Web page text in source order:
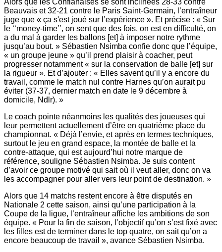
Beauvais et 32-21 contre le Paris Saint-Germain, l’entraîneur
juge que « ça s'est joué sur l’expérience ». Et précise : « Sur
le ‘‘money-time’’, on sent que des fois, on est en difficulté, on
a du mal à garder les ballons [et] à imposer notre rythme
jusqu’au bout. » Sébastien Nsimba confie donc que l’équipe,
« un groupe jeune » qu’il prend plaisir à coacher, peut
progresser notamment « sur la conservation de balle [et] sur
la rigueur ». Et d’ajouter : « Elles savent qu’il y a encore du
travail, comme le match nul contre Harnes qu’on aurait pu
éviter (37-37, dernier match en date le 9 décembre à
domicile, Ndlr). »
Le coach pointe néanmoins les qualités des joueuses qui
leur permettent actuellement d’être en quatrième place du
championnat. « Déjà l’envie, et après en termes techniques,
surtout le jeu en grand espace, la montée de balle et la
contre-attaque, qui est aujourd’hui notre marque de
référence, souligne Sébastien Nsimba. Je suis content
d’avoir ce groupe motivé qui sait où il veut aller, donc on va
les accompagner pour aller vers leur point de destination. »
Alors que 14 matchs restent encore à être disputés en
Nationale 2 cette saison, ainsi qu’une participation à la
Coupe de la ligue, l’entraîneur affiche les ambitions de son
équipe. « Pour la fin de saison, l’objectif qu’on s’est fixé avec
les filles est de terminer dans le top quatre, on sait qu’on a
encore beaucoup de travail », avance Sébastien Nsimba.